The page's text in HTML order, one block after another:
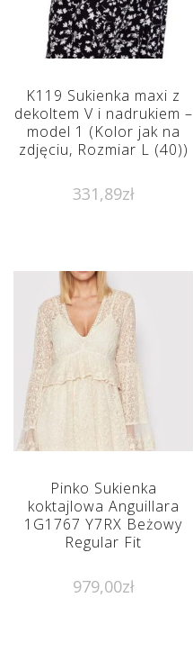
K119 Sukienka maxi z
dekoltem V i nadrukiem –
model 1 (Kolor jak na
zdjęciu, Rozmiar L (40))
331,89zł
Pinko Sukienka
koktajlowa Anguillara
1G1767 Y7RX Beżowy
Regular Fit
979,00zł